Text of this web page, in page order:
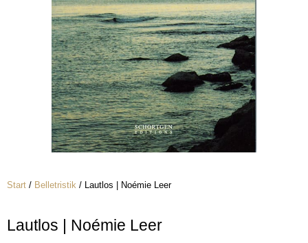
Start / Belletristik / Lautlos | Noémie Leer
Lautlos | Noémie Leer